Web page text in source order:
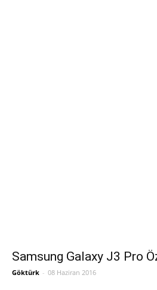
Samsung Galaxy J3 Pro
Göktürk - 08 Haziran 2016